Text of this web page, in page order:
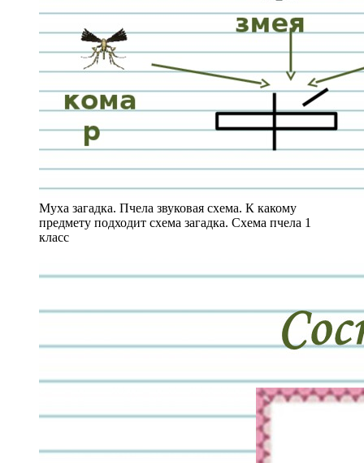
Муха загадка. Пчела звуковая схема. К какому
предмету подходит схема загадка. Схема пчела 1
класс